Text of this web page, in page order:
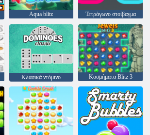
Aqua blitz Τετράγωνο στοίβαγμα
Κλασικά ντόμινο Κοσμήματα Blitz 3